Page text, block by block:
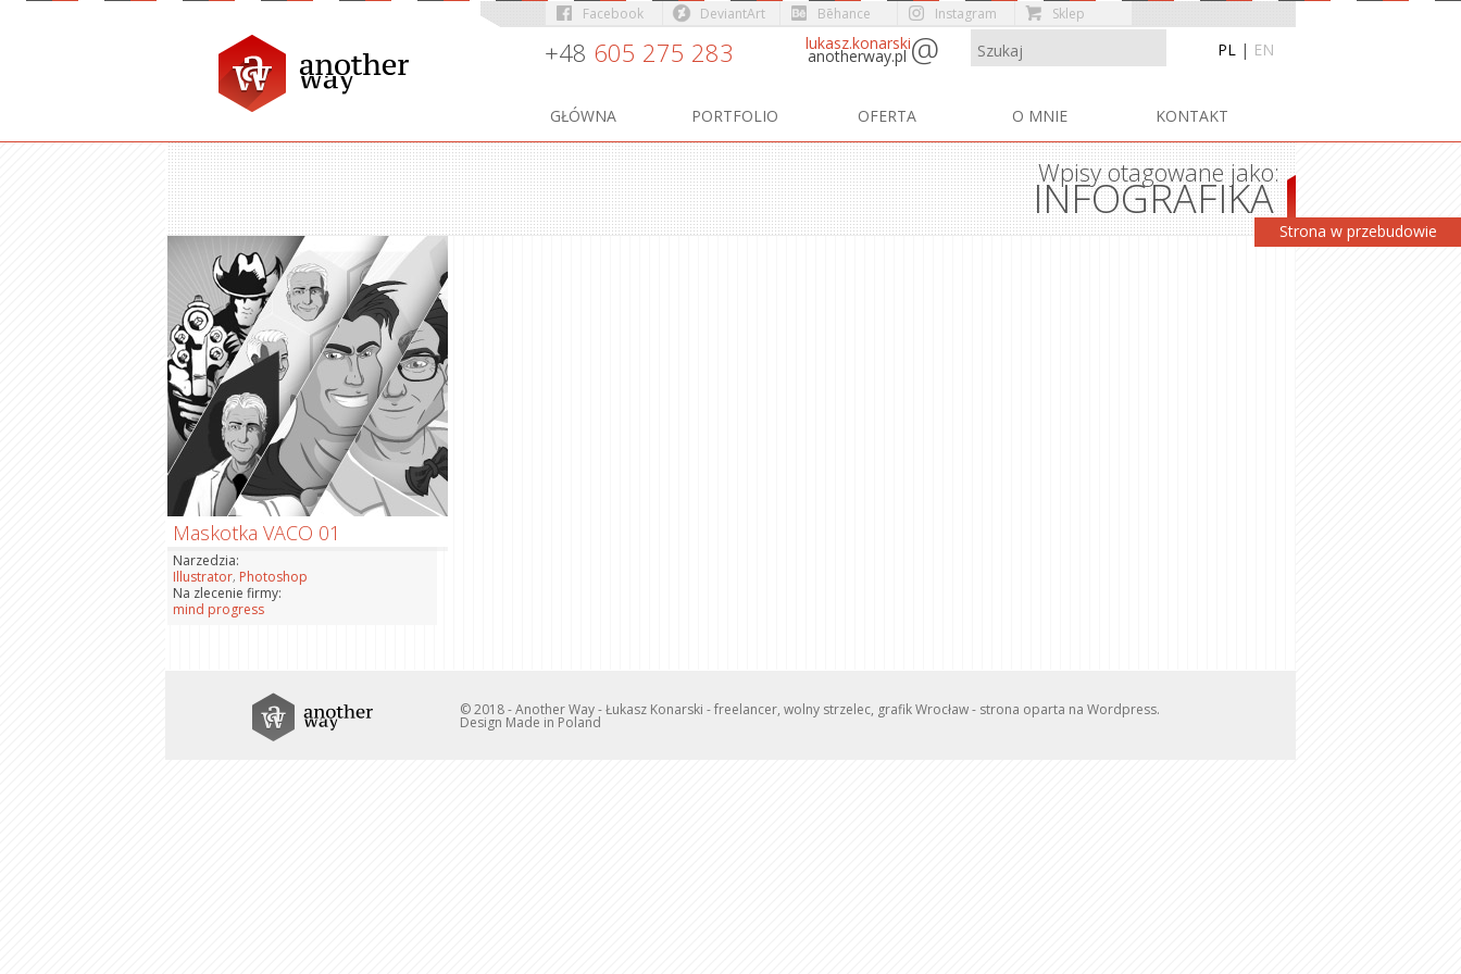
Facebook DeviantArt Bēhance Instagram Sklep
+48 605 275 283 lukasz.konarski@
anotherway.pl PL | EN
GŁÓWNA PORTFOLIO OFERTA O MNIE KONTAKT
Strona w przebudowie
Wpisy otagowane jako:
INFOGRAFIKA
Maskotka VACO 01
Narzedzia:
Illustrator, Photoshop
Na zlecenie firmy:
mind progress
© 2018 - Another Way - Łukasz Konarski - freelancer, wolny strzelec, grafik Wrocław - strona oparta na Wordpress.
Design Made in Poland